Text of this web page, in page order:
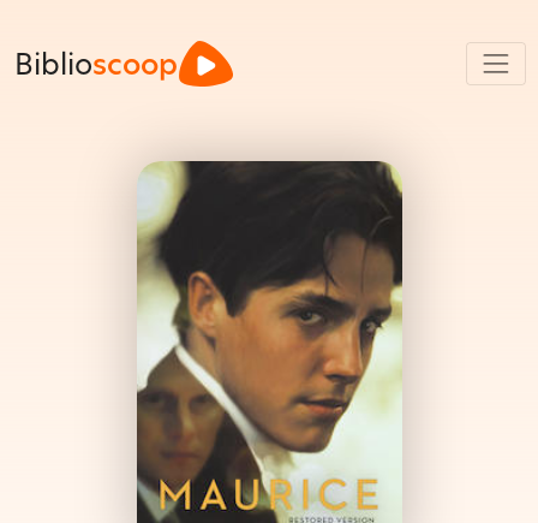
Biblioscoop